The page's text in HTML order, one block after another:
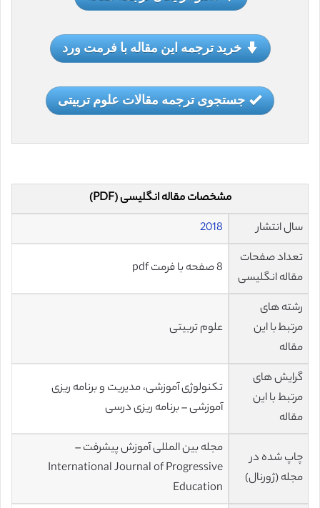
خرید ترجمه این مقاله با فرمت ورد
جستجوی ترجمه مقالات علوم تربیتی
مشخصات مقاله انگلیسی (PDF)
سال انتشار
2018
تعداد صفحات
مقاله انگلیسی
8 صفحه با فرمت pdf
رشته های
مرتبط با این
مقاله
علوم تربیتی
گرایش های
مرتبط با این
مقاله
تکنولوژی آموزشی، مدیریت و برنامه ریزی
آموزشی – برنامه ریزی درسی
چاپ شده در
مجله (ژورنال)
مجله بین المللی آموزش پیشرفت –
International Journal of Progressive
Education